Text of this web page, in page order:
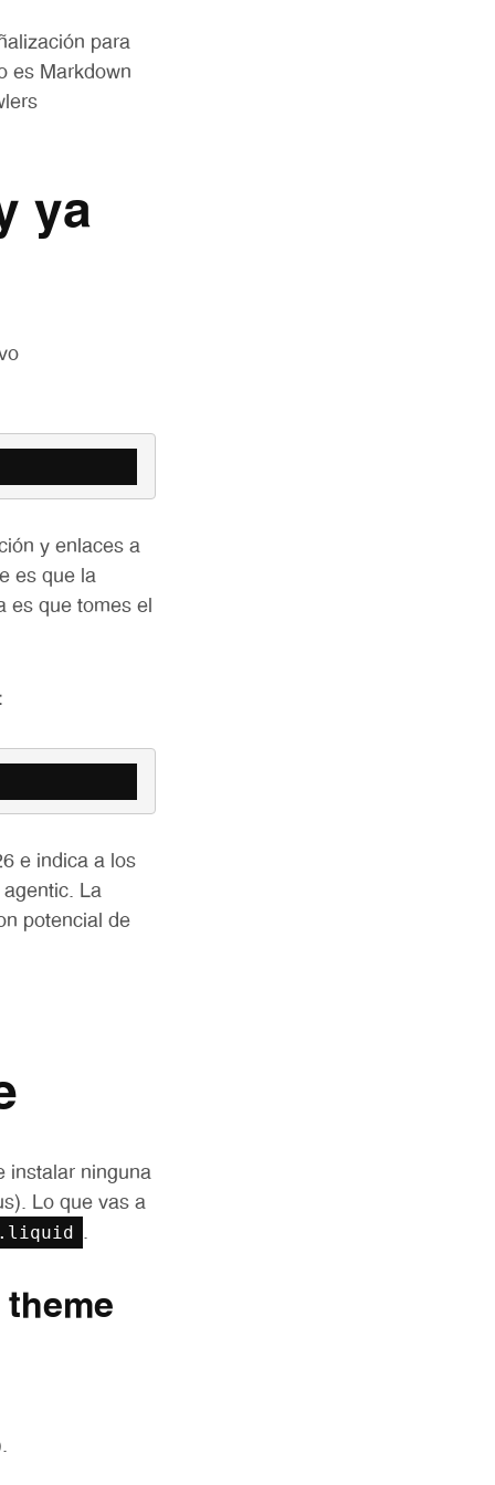
para
es Markdown
ya
y enlaces a
es que la
es que tomes el
e indica a los
La
potencial de
instalar ninguna
Lo que vas a
.